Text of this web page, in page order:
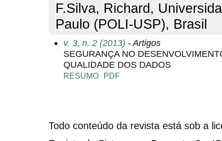
F.Silva, Richard,
Paulo (POLI-USP), Brasil
v. 3, n. 2 (2013) - Artigos
SEGURANÇA NO
QUALIDADE DOS DADOS
RESUMO PDF
Todo conteúdo da revista está sob a